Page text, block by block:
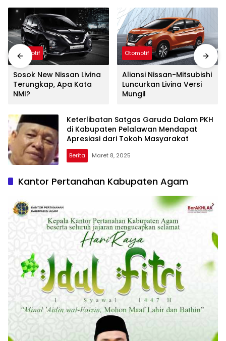
Otomotif
Sosok New Nissan Livina
Terungkap, Apa Kata
NMI?
Otomotif
Aliansi Nissan-Mitsubishi
Luncurkan Livina Versi
Mungil
Keterlibatan Satgas Garuda Dalam PKH
di Kabupaten Pelalawan Mendapat
Apresiasi dari Tokoh Masyarakat
Berita Maret 8, 2025
Kantor Pertanahan Kabupaten Agam